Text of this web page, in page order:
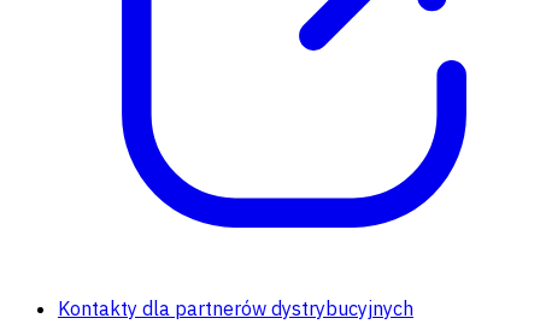
Kontakty dla partnerów dystrybucyjnych